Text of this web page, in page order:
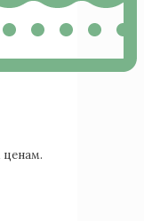
ценам.